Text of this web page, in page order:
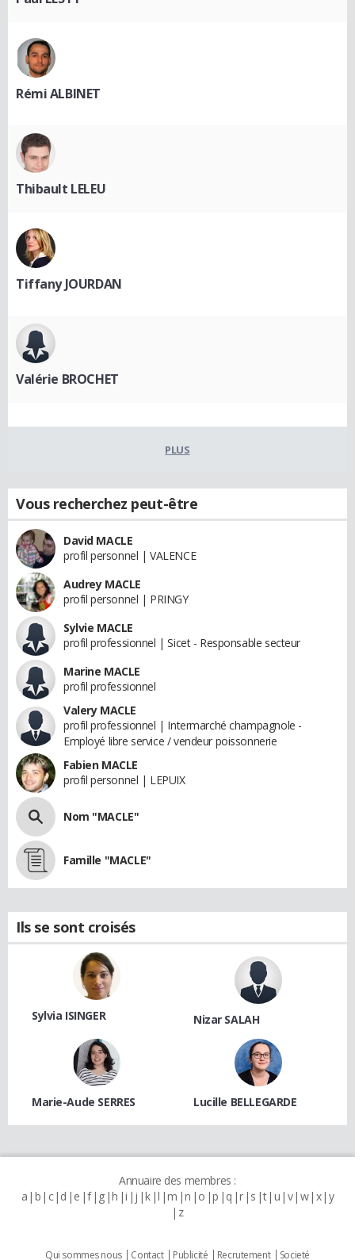
Rémi ALBINET
Thibault LELEU
Tiffany JOURDAN
Valérie BROCHET
PLUS
Vous recherchez peut-être
David MACLE
profil personnel | VALENCE
Audrey MACLE
profil personnel | PRINGY
Sylvie MACLE
profil professionnel | Sicet - Responsable secteur
Marine MACLE
profil professionnel
Valery MACLE
profil professionnel | Intermarché champagnole -
Employé libre service / vendeur poissonnerie
Fabien MACLE
profil personnel | LEPUIX
Nom "MACLE"
Famille "MACLE"
Ils se sont croisés
Sylvia ISINGER Nizar SALAH
Marie-Aude SERRES Lucille BELLEGARDE
Annuaire des membres :
a b c d e f g h i j k l m n o p q r s t u v w x y
z
Qui sommes nous Contact Publicité Recrutement Societé